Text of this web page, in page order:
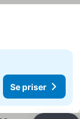
Se priser